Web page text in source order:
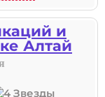
и
Алтай